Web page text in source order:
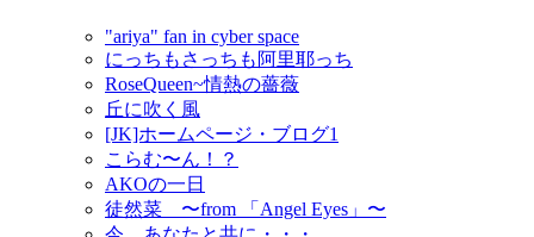
"ariya" fan in cyber space
にっちもさっちも阿里耶っち
RoseQueen~情熱の薔薇
丘に吹く風
[JK]ホームページ・ブログ1
こらむ〜ん！？
AKOの一日
徒然菜 〜from 「Angel Eyes」〜